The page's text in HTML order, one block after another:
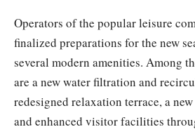
Operators of the popular leisure
finalized preparations for the new
several modern amenities. Among
are a new water filtration and
redesigned relaxation terrace, a
and enhanced visitor facilities